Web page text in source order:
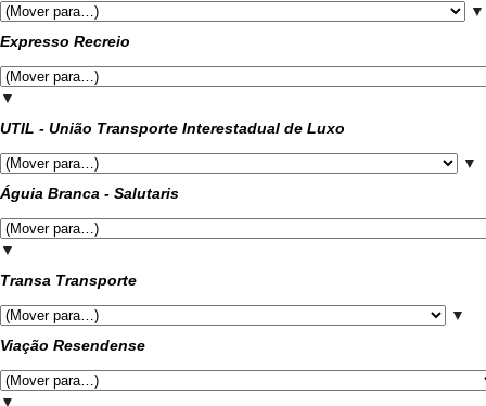
▼
Expresso Recreio
▼
UTIL - União Transporte Interestadual de Luxo
▼
Águia Branca - Salutaris
▼
Transa Transporte
▼
Viação Resendense
▼